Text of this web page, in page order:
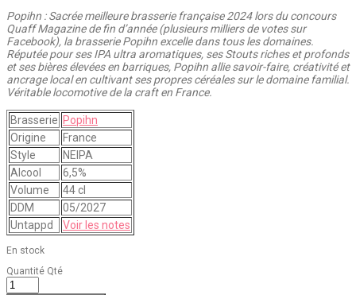
Popihn : Sacrée meilleure brasserie française 2024 lors du concours
Quaff Magazine de fin d’année (plusieurs milliers de votes sur
Facebook), la brasserie Popihn excelle dans tous les domaines.
Réputée pour ses IPA ultra aromatiques, ses Stouts riches et profonds
et ses bières élevées en barriques, Popihn allie savoir-faire, créativité et
ancrage local en cultivant ses propres céréales sur le domaine familial.
Véritable locomotive de la craft en France.
Brasserie Popihn
Origine
France
Style
NEIPA
Alcool
6,5%
Volume
44 cl
DDM
05/2027
Untappd
Voir les notes
En stock
Quantité Qté